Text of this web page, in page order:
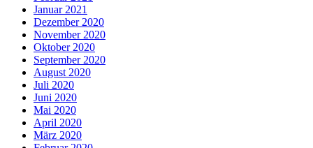
Januar 2021
Dezember 2020
November 2020
Oktober 2020
September 2020
August 2020
Juli 2020
Juni 2020
Mai 2020
April 2020
März 2020